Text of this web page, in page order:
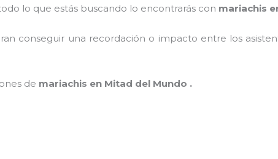
lo que estás buscando lo encontrarás con mariachis
conseguir una recordación o impacto entre los
de mariachis en Mitad del Mundo .